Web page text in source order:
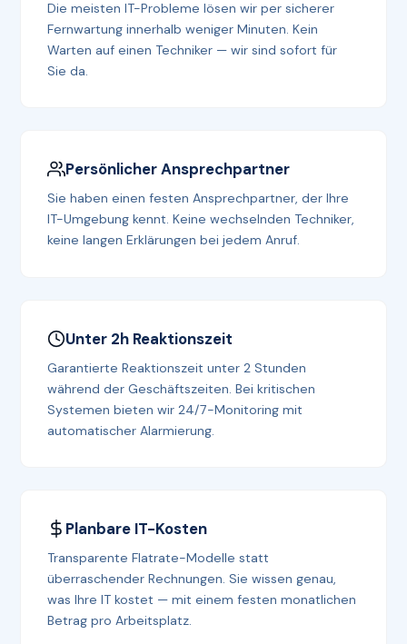
Die meisten IT-Probleme lösen wir per sicherer
Fernwartung innerhalb weniger Minuten. Kein
Warten auf einen Techniker — wir sind sofort für
Sie da.
Persönlicher Ansprechpartner
Sie haben einen festen Ansprechpartner, der Ihre
IT-Umgebung kennt. Keine wechselnden Techniker,
keine langen Erklärungen bei jedem Anruf.
Unter 2h Reaktionszeit
Garantierte Reaktionszeit unter 2 Stunden
während der Geschäftszeiten. Bei kritischen
Systemen bieten wir 24/7-Monitoring mit
automatischer Alarmierung.
Planbare IT-Kosten
Transparente Flatrate-Modelle statt
überraschender Rechnungen. Sie wissen genau,
was Ihre IT kostet — mit einem festen monatlichen
Betrag pro Arbeitsplatz.